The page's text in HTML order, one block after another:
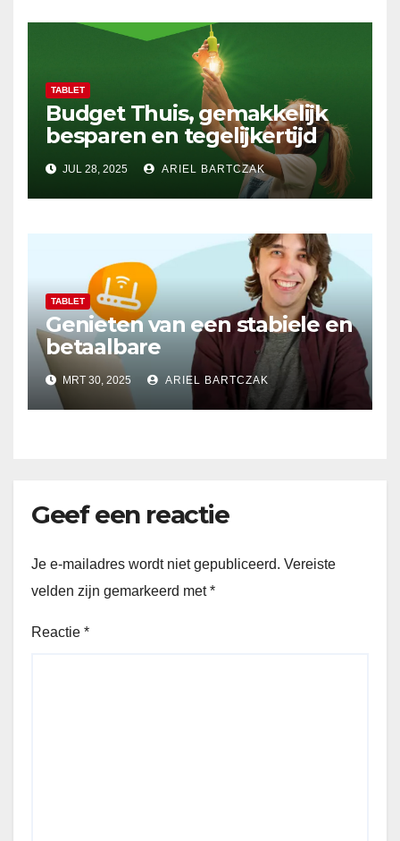
TABLET
Budget Thuis, gemakkelijk
besparen en tegelijkertijd
genieten van
kwaliteitsservice
JUL 28, 2025 ARIEL BARTCZAK
TABLET
Genieten van een stabiele en
betaalbare
thuisinternetverbinding met
budgetthuis
MRT 30, 2025 ARIEL BARTCZAK
Geef een reactie
Je e-mailadres wordt niet gepubliceerd. Vereiste
velden zijn gemarkeerd met*
Reactie *